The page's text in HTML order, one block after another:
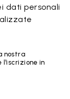
dati personali
nostra
l'iscrizione in